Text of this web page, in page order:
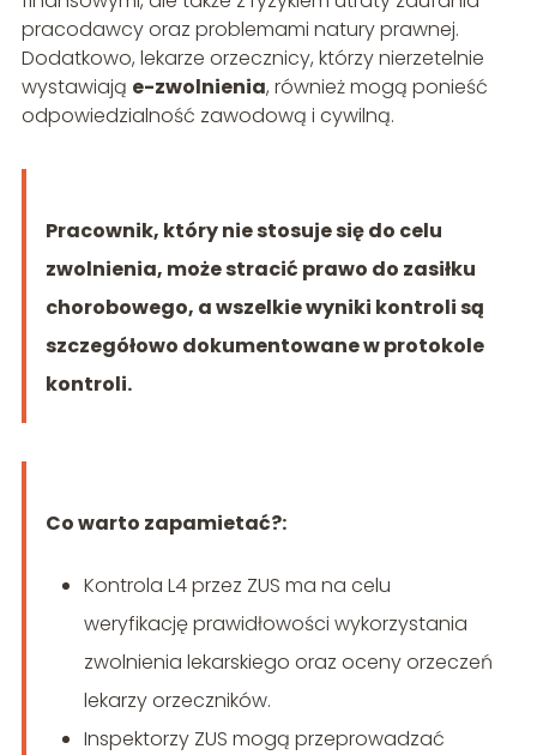
pracodawcy oraz problemami natury prawnej.
Dodatkowo, lekarze orzecznicy, którzy nierzetelnie
wystawiają e-zwolnienia, również mogą ponieść
odpowiedzialność zawodową i cywilną.
Pracownik, który nie stosuje się do celu
zwolnienia, może stracić prawo do zasiłku
chorobowego, a wszelkie wyniki kontroli są
szczegółowo dokumentowane w protokole
kontroli.
Co warto zapamietać?:
Kontrola L4 przez ZUS ma na celu
weryfikację prawidłowości wykorzystania
zwolnienia lekarskiego oraz oceny orzeczeń
lekarzy orzeczników.
Inspektorzy ZUS mogą przeprowadzać